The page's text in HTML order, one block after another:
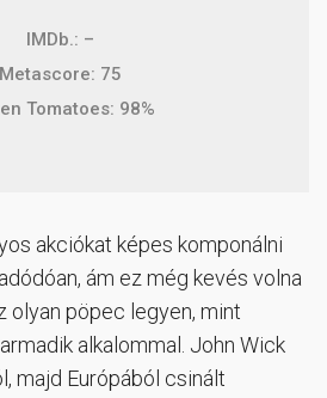
IMDb.: –
Metascore: 75
Tomatoes: 98%
akciókat képes komponálni
ám ez még kevés volna
olyan pöpec legyen, mint
alkalommal. John Wick
majd Európából csinált